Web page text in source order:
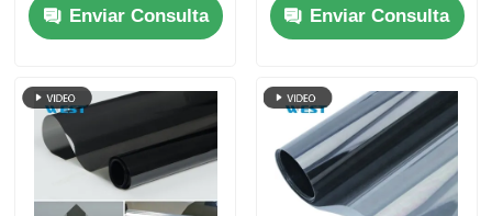
de la piel
Preservación interior
Enviar Consulta
autoadhesiva con
visión ultra clara
Enviar Consulta